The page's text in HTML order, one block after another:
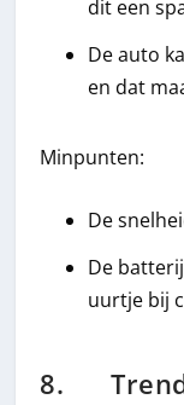
dit een
De auto
en dat
Minpunten:
De
De
uurtje bij
8.